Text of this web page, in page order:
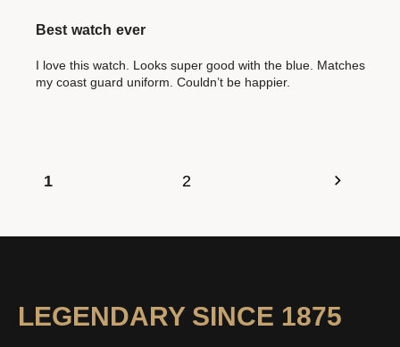
Best watch ever
I love this watch. Looks super good with the blue. Matches
my coast guard uniform. Couldn’t be happier.
1 2
LEGENDARY SINCE 1875